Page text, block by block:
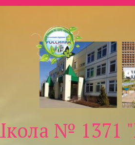
№ 1371